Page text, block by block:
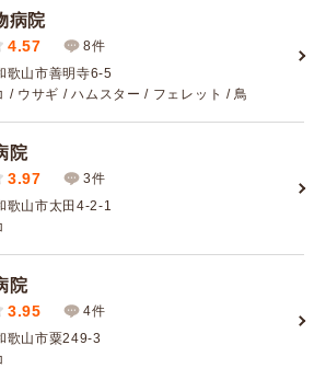
病院
4.57
8件
歌山市善明寺6-5
/ ウサギ / ハムスター / フェレット / 鳥
院
3.97
3件
歌山市太田4-2-1
院
3.95
4件
歌山市粟249-3